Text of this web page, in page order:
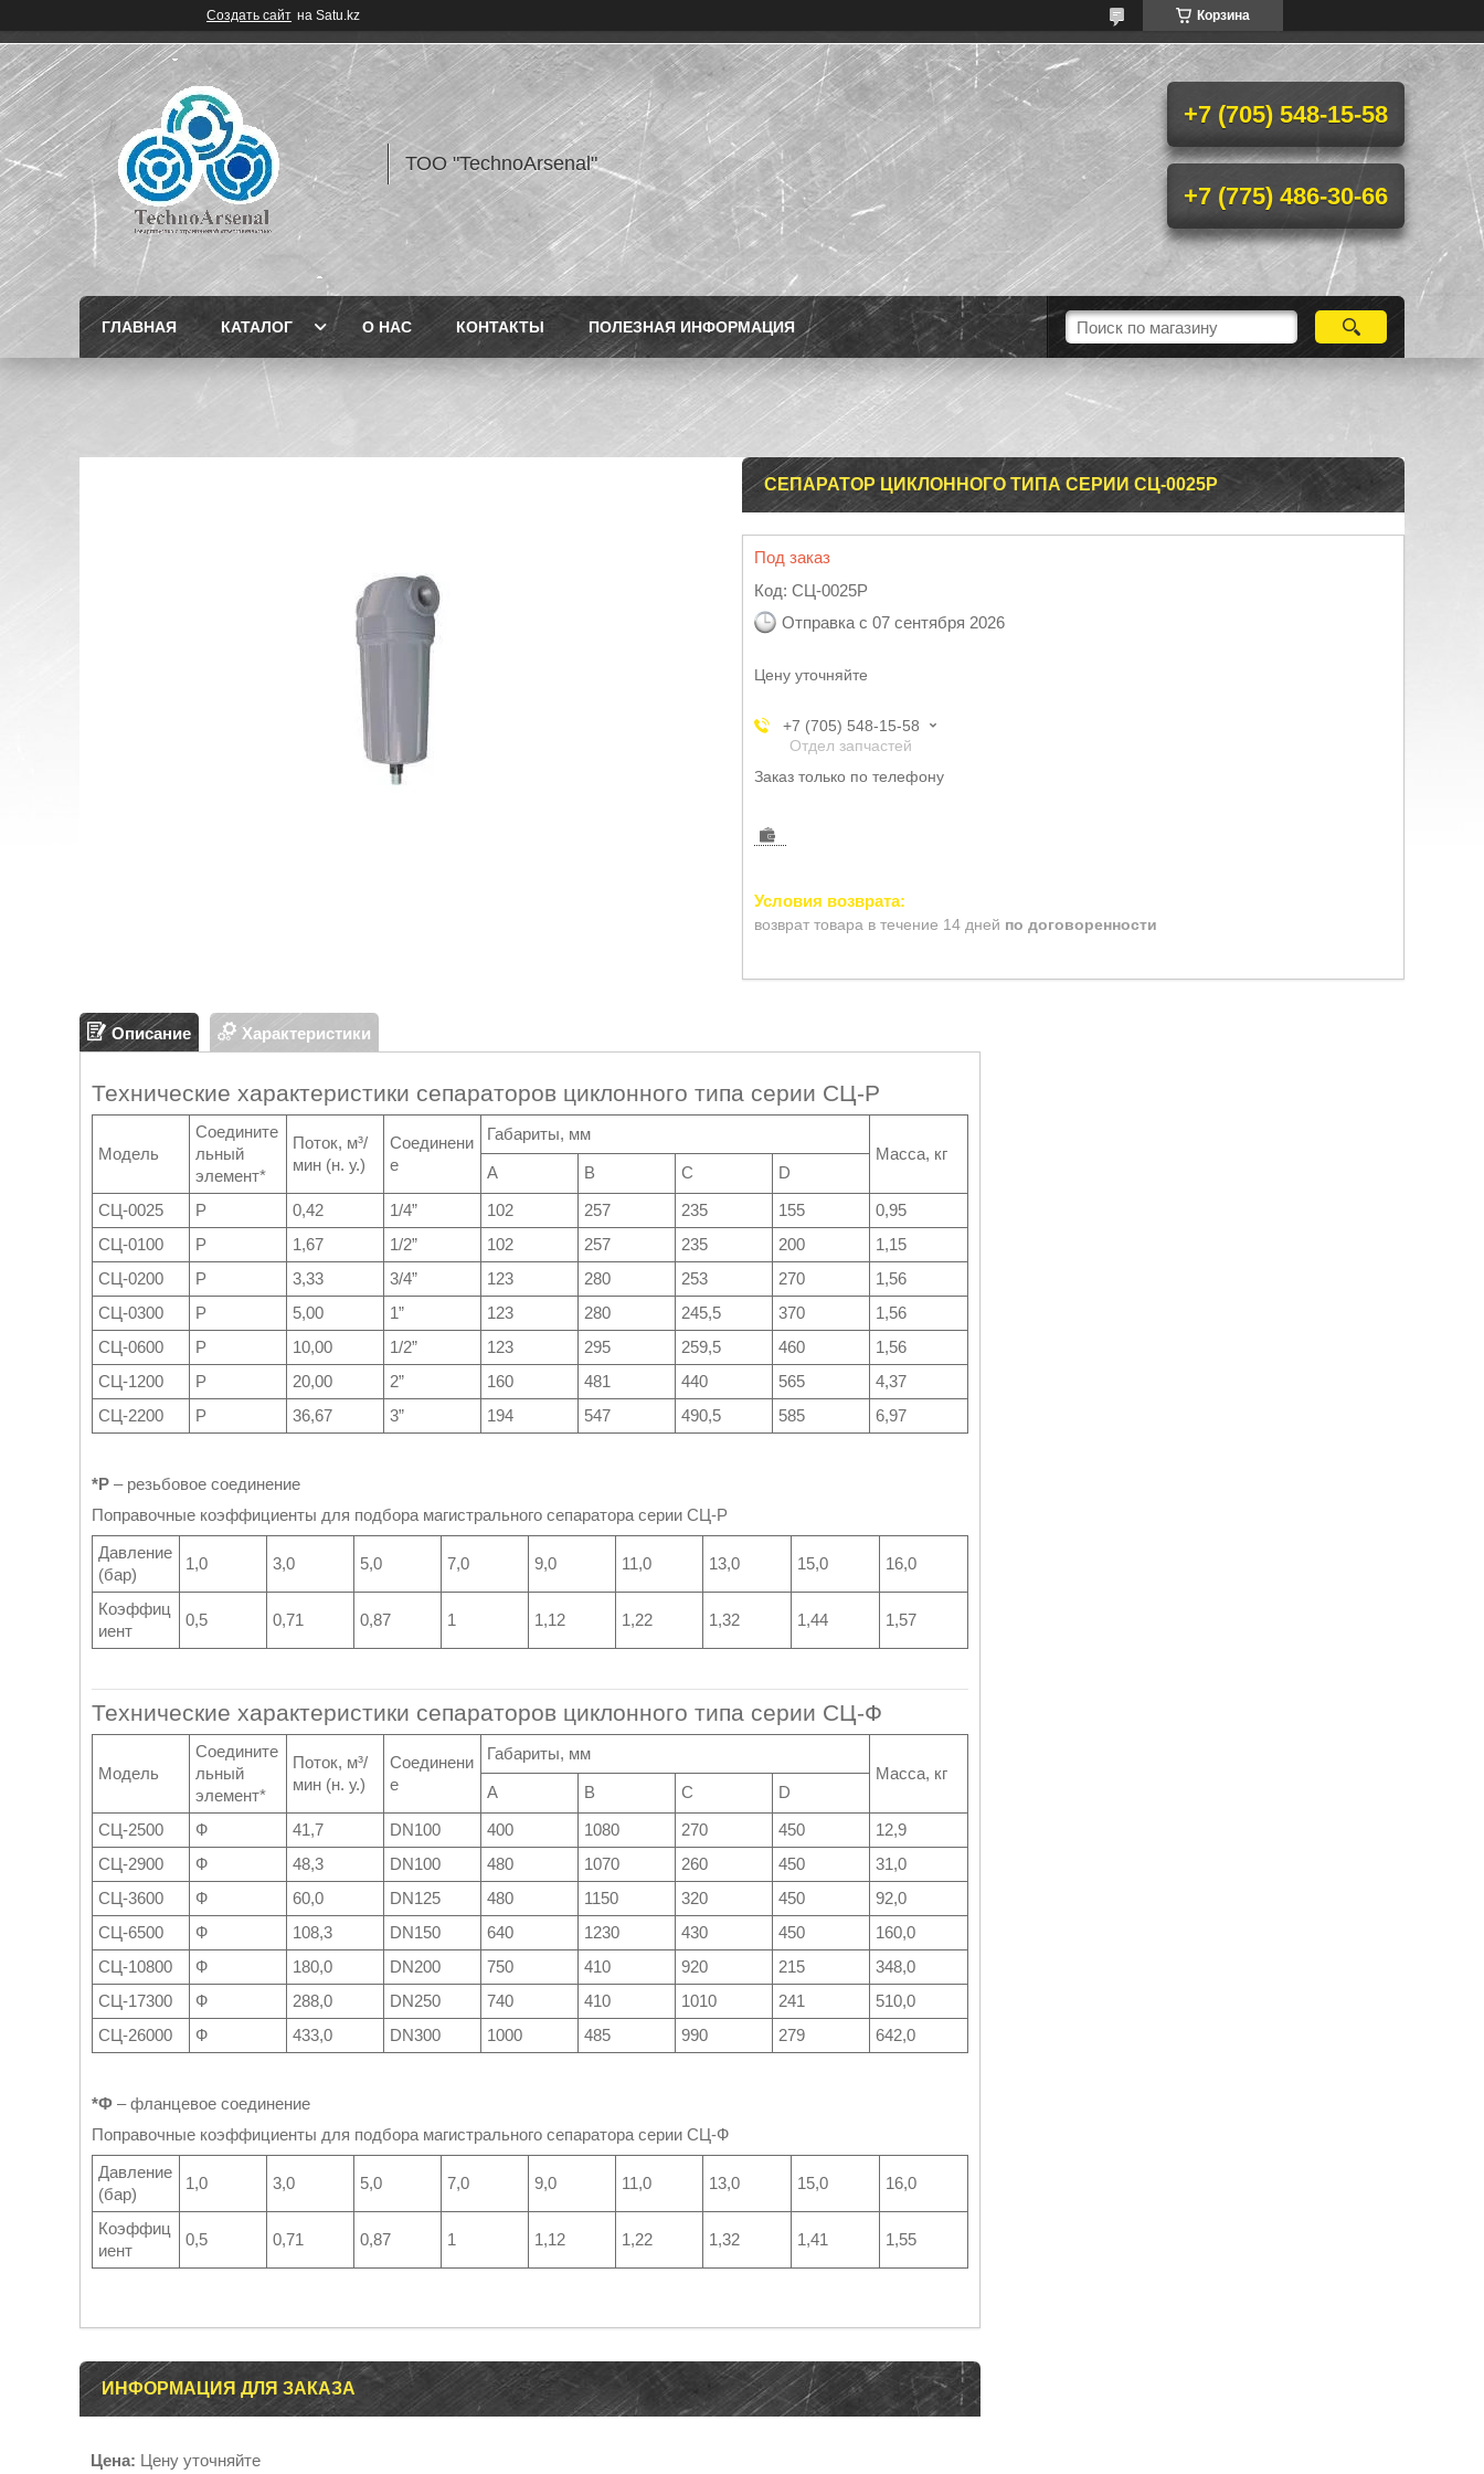
Создать сайт на Satu.kz Корзина
ТОО "TechnoArsenal"
+7 (705) 548-15-58
+7 (775) 486-30-66
ГЛАВНАЯ КАТАЛОГ О НАС КОНТАКТЫ ПОЛЕЗНАЯ ИНФОРМАЦИЯ
СЕПАРАТОР ЦИКЛОННОГО ТИПА СЕРИИ СЦ-0025Р
Под заказ
Код: СЦ-0025Р
Отправка с 07 сентября 2026
Цену уточняйте
+7 (705) 548-15-58
Отдел запчастей
Заказ только по телефону
возврат товара в течение 14 дней по договоренности
Описание Характеристики
Технические характеристики сепараторов циклонного типа серии СЦ-Р
Модель
Соедините
льный
элемент*
Поток, м³/
мин (н. у.)
Соединени
е
Габариты, мм
Масса, кг
A
B C
D
СЦ-0025
Р 0,42 1/4” 102 257 235 155
0,95
СЦ-0100
Р 1,67 1/2” 102 257 235 200
1,15
СЦ-0200
Р 3,33 3/4” 123 280 253 270
1,56
СЦ-0300
Р 5,00 1” 123 280 245,5 370
1,56
СЦ-0600
Р 10,00 1/2” 123 295 259,5 460
1,56
СЦ-1200
Р 20,00 2” 160 481 440 565
4,37
СЦ-2200
Р 36,67 3” 194 547 490,5 585 6,97
*Р – резьбовое соединение
Поправочные коэффициенты для подбора магистрального сепаратора серии СЦ-Р
Давление
(бар)
1,0 3,0 5,0 7,0 9,0 11,0 13,0 15,0 16,0
Коэффиц
иент
0,5 0,71 0,87 1 1,12 1,22 1,32 1,44 1,57
Технические характеристики сепараторов циклонного типа серии СЦ-Ф
Модель
Соедините
льный
элемент*
Поток, м³/
мин (н. у.)
Соединени
е
Габариты, мм
Масса, кг
A
B C
D
СЦ-2500
Ф 41,7 DN100 400 1080 270 450
12,9
СЦ-2900
Ф 48,3 DN100 480 1070 260 450
31,0
СЦ-3600
Ф 60,0 DN125 480 1150 320 450
92,0
СЦ-6500
Ф 108,3 DN150 640 1230 430 450
160,0
СЦ-10800
Ф 180,0 DN200 750 410 920 215
348,0
СЦ-17300
Ф 288,0 DN250 740 410 1010 241
510,0
СЦ-26000
Ф 433,0 DN300 1000 485 990 279 642,0
*Ф – фланцевое соединение
Поправочные коэффициенты для подбора магистрального сепаратора серии СЦ-Ф
Давление
(бар)
1,0 3,0 5,0 7,0 9,0 11,0 13,0 15,0 16,0
Коэффиц
иент
0,5 0,71 0,87 1 1,12 1,22 1,32 1,41 1,55
ИНФОРМАЦИЯ ДЛЯ ЗАКАЗА
Цена: Цену уточняйте